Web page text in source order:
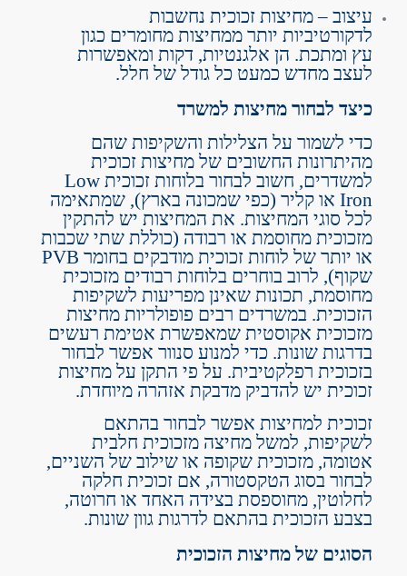
עיצוב – מחיצות זכוכית נחשבות
לדקורטיביות יותר ממחיצות מחומרים כגון
עץ ומתכת. הן אלגנטיות, דקות ומאפשרות
לעצב מחדש כמעט כל גודל של חלל.
כיצד לבחור מחיצות למשרד
כדי לשמור על הצלילות והשקיפות שהם
מהיתרונות החשובים של מחיצות זכוכית
למשדרים, חשוב לבחור בלוחות זכוכית Low
Iron או קליר (כפי שמכונה בארץ), שמתאימה
לכל סוגי המחיצות. את המחיצות יש להתקין
מזכוכית מחוסמת או רבודה (כוללת שתי שכבות
או יותר של לוחות זכוכית מודבקים בחומר PVB
שקוף), לרוב בוחרים בלוחות רבודים מזכוכית
מחוסמת, תכונות שאינן מפריעות לשקיפות
הזכוכית. במשרדים רבים פופולריות מחיצות
מזכוכית אקוסטית שמאפשרת אטימת רעשים
בדרגות שונות. כדי למנוע סנוור אפשר לבחור
בזכוכית רפלקטיבית. על פי התקן על מחיצות
זכוכית יש להדביק מדבקת אזהרה מיוחדת.
זכוכית למחיצות אפשר לבחור בהתאם
לשקיפות, למשל מחיצה מזכוכית חלבית
אטומה, מזכוכית שקופה או שילוב של השניים,
לבחור בסוג הטקסטורה, אם זכוכית חלקה
לחלוטין, מחוספסת בצידה האחד או חרוטה,
בצבע הזכוכית בהתאם לדרגות גוון שונות.
הסוגים של מחיצות הזכוכית